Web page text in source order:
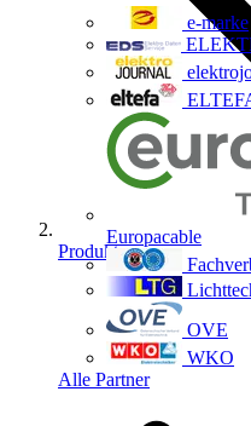
e-marke
Europacable
OVE
WKO
Alle Partner
Produkte